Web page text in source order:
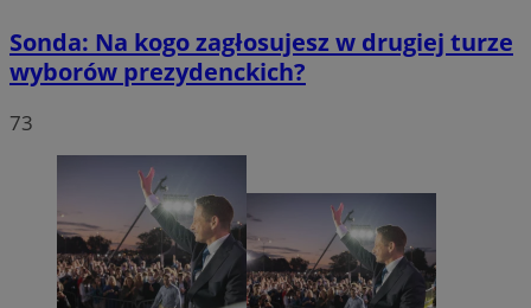
Sonda: Na kogo zagłosujesz w drugiej turze
wyborów prezydenckich?
73